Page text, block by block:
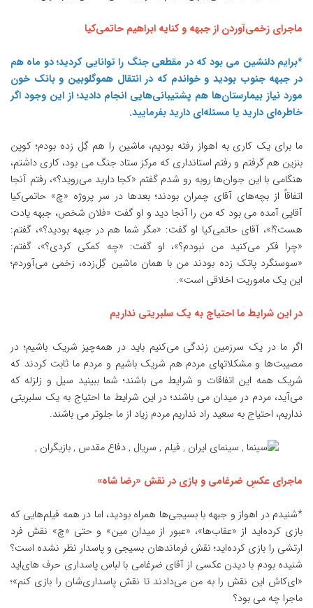
ماجرای زخمی‌آوردن از جبهه و کنایه ابراهیم حاتمی‌کیا
*برایم دلنشین می بود که در مقطعی جنگ را توانایی کردید؛ دو ماه هم
در جبهه جنوب بودید و خواندم که در انتقال هموگلوبین و بانک خون
مورد نیاز بیمارستان‌ها هم پشتیبانی‌هایی انجام دادید؛ از این وجود اگر
خاطره‌ای دارید یا مسئله‌ای دارید بفرمایید.
ما برای یک کاری به اهواز رفته بودیم، ماشین را هم گِل زده بودم؛ کوپن
بنزین هم گرفتم و رفتم استانداری که مرکز ستاد جنگ می بود، کاری داشتم،
هنگامی با این جوان‌ها روبه رو شدم گفتم «کجا دارید می‌روید؟»، رفتم آنجا
اتفاقاً از بچه‌های آقای چمران بودند؛ بعدها در سر پروژه «چ» حاتمی‌کیا
آقایی آمده می بود که من را آنجا دید و او گفت «فلان شخص، جبهه یادت
هست؟!»، آقای حاتمی‌کیا او گفت: «مگر شما هم در جبهه بودید؟»، گفتم:
«چرا فکر می‌کنید من نبودم؟»، او گفت: «چه کمکی کردی؟»، گفتم:
«سوسنگرد پاتک زده بودند من با همان ماشین گِل‌زده، زخمی می‌آوردم؛
این یک ماموریت اخلاقی است».
در این شرایط ما احتیاج به یک سلبریتی نداریم
اگر ما در یک سرزمین زندگی می‌کنیم باید در همه‌چیز شریک باشیم؛ در
مصیبت‌ها و مشکلاتهای مردم هم شریک باشیم و مردم ما ثابت کردند که
شریک همه این اتفاقات و شرایط می باشند؛ شما ببینید سیل و زلزله که
می‌آید، مردم در میدان می باشند؛ در این شرایط ما احتیاج به یک سلبریتی
نداریم، احتیاج به سعید راد نداریم مردم زیاد از ما جلوتر می باشند.
ماجرای عکسِ ضرغامی و بازی در نقش «رضا شاه»
*شنیدم در اهواز و جبهه با بسیجی‌ها همراه بودید، اما در همه فیلم‌هایی که
بازی کرده‌اید از «عقاب‌ها»، «عبور از میدان مین» و حتی «چ» نقش فرد
ارتشی را بازی کرده‌اید؛ نقش فرماندهان بسیجی و پاسدار نظر نشده است؟
شنیده بودم با دیدن عکسی از آقای ضرغامی با لباس پاسداری حرف های‌اید
«ای‌کاش این نقش را به من می‌دادند تا نقش پاسداری‌شان را بازی کنم»؛
ماجرا چه می بود؟